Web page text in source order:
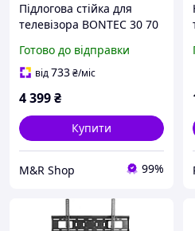
Підлогова стійка для
телевізора BONTEC 30 70
поворот | Для
LED/LCD/OLED і вигнутих
Готово до відправки
від733₴/міс
4 399₴
Купити
M&R Shop 99%